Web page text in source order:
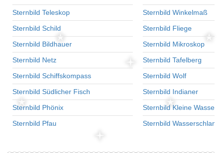
Sternbild Teleskop
Sternbild Schild
Sternbild Bildhauer
Sternbild Netz
Sternbild Schiffskompass
Sternbild Südlicher Fisch
Sternbild Phönix
Sternbild Pfau
Sternbild Winkelmaß
Sternbild Fliege
Sternbild Mikroskop
Sternbild Tafelberg
Sternbild Wolf
Sternbild Indianer
Sternbild Kleine
Sternbild